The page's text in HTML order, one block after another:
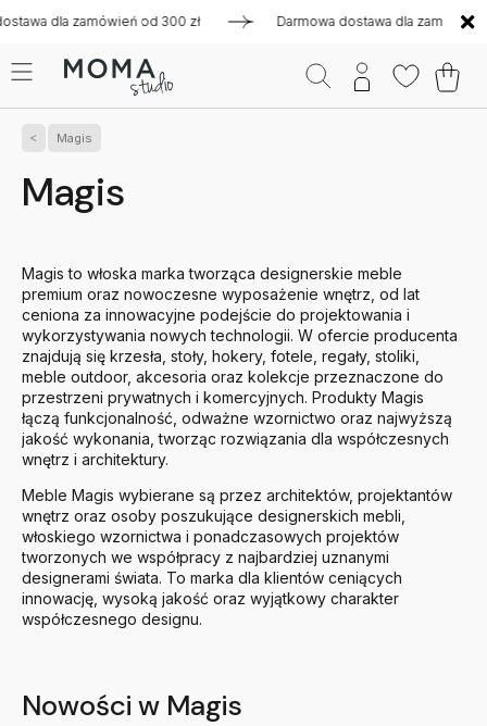
od 300 zł Darmowa dostawa dla zamówień od 300 zł
Magis
Magis
Magis to włoska marka tworząca designerskie meble
premium oraz nowoczesne wyposażenie wnętrz, od lat
ceniona za innowacyjne podejście do projektowania i
wykorzystywania nowych technologii. W ofercie producenta
znajdują się krzesła, stoły, hokery, fotele, regały, stoliki,
meble outdoor, akcesoria oraz kolekcje przeznaczone do
przestrzeni prywatnych i komercyjnych. Produkty Magis
łączą funkcjonalność, odważne wzornictwo oraz najwyższą
jakość wykonania, tworząc rozwiązania dla współczesnych
wnętrz i architektury.
Meble Magis wybierane są przez architektów, projektantów
wnętrz oraz osoby poszukujące designerskich mebli,
włoskiego wzornictwa i ponadczasowych projektów
tworzonych we współpracy z najbardziej uznanymi
designerami świata. To marka dla klientów ceniących
innowację, wysoką jakość oraz wyjątkowy charakter
współczesnego designu.
Nowości w Magis